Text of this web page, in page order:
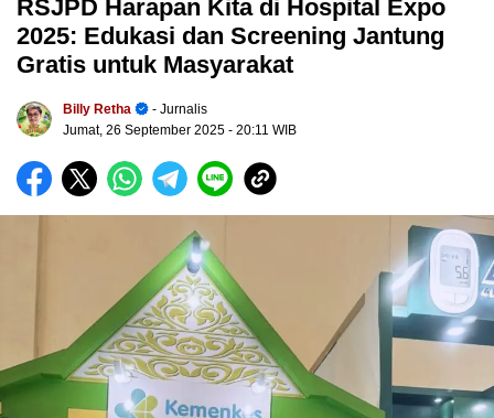
RSJPD Harapan Kita di Hospital Expo
2025: Edukasi dan Screening Jantung
Gratis untuk Masyarakat
Billy Retha
- Jurnalis
Jumat, 26 September 2025 - 20:11 WIB